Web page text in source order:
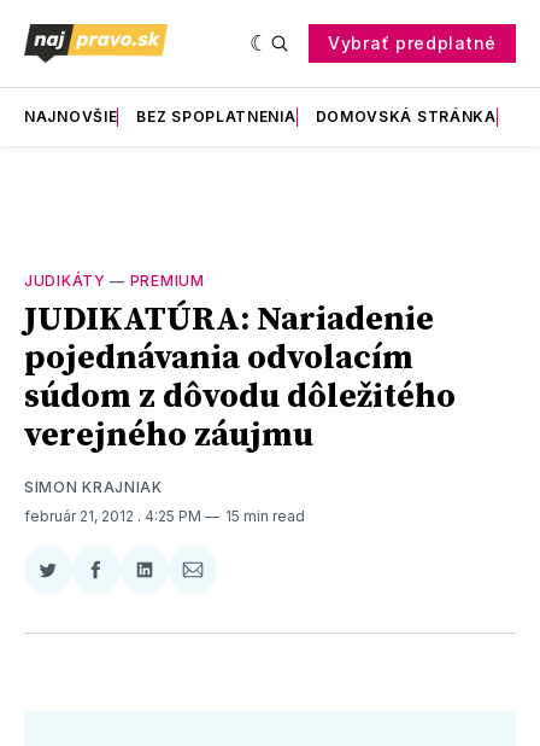
Vybrať predplatné
NAJNOVŠIE BEZ SPOPLATNENIA DOMOVSKÁ STRÁNKA
JUDIKÁTY — PREMIUM
JUDIKATÚRA: Nariadenie
pojednávania odvolacím
súdom z dôvodu dôležitého
verejného záujmu
SIMON KRAJNIAK
február 21, 2012 . 4:25 PM 15 min read
Zdieľať
Twitter
Zdieľať
Facebooku
Zdieľať
LinkedIne
Zdieľať
E-